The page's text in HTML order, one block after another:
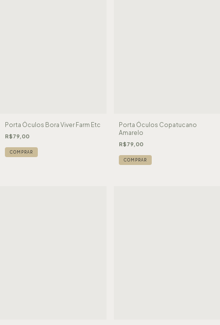
Porta Óculos Bora Viver Farm Etc
R$79,00
Porta Óculos Copatucano
Amarelo
R$79,00